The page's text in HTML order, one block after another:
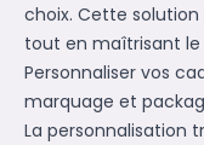
choix. Cette
tout en maîtrisant le
Personnaliser vos
marquage et
La personnalisation